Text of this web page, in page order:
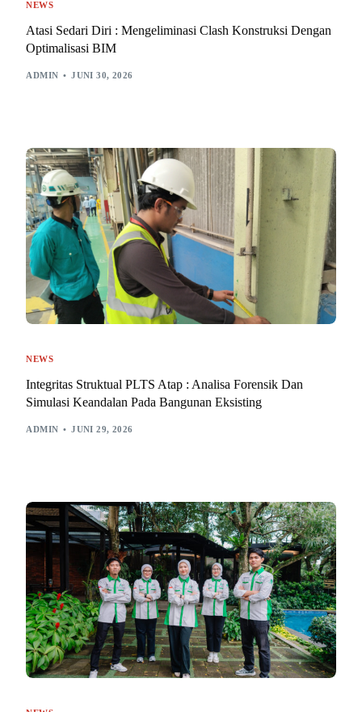
NEWS
Atasi Sedari Diri : Mengeliminasi Clash Konstruksi Dengan
Optimalisasi BIM
ADMIN JUNI 30, 2026
NEWS
Integritas Struktual PLTS Atap : Analisa Forensik Dan
Simulasi Keandalan Pada Bangunan Eksisting
ADMIN JUNI 29, 2026